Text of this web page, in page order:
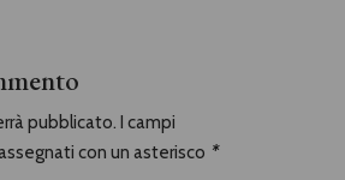
dai telefilm americani, dai
(punk, rock, pop…). La parola
del postmoderno si fa
più tardi lingua cannibale, che
il mondo delle merci dal quale
pubblicato. I campi
con un asterisco *